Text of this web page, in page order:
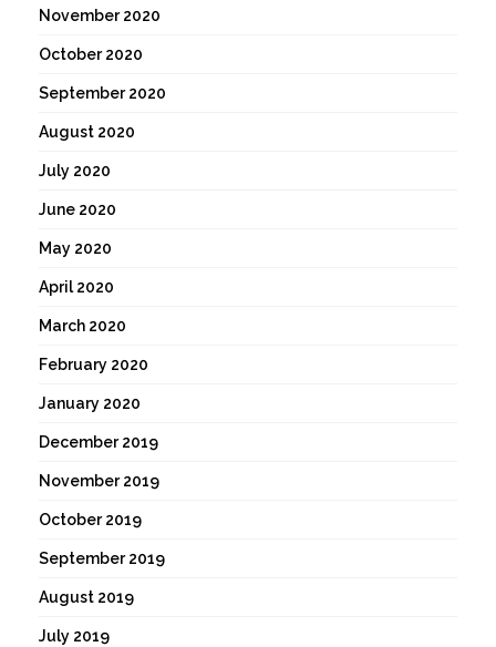
November 2020
October 2020
September 2020
August 2020
July 2020
June 2020
May 2020
April 2020
March 2020
February 2020
January 2020
December 2019
November 2019
October 2019
September 2019
August 2019
July 2019